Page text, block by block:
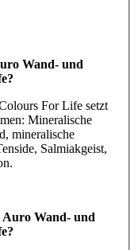
Wand- und
For Life setzt
Mineralische
mineralische
Salmiakgeist,
Auro Wand- und